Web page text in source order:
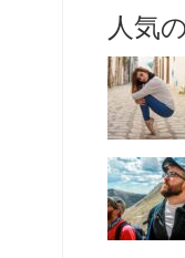
人気